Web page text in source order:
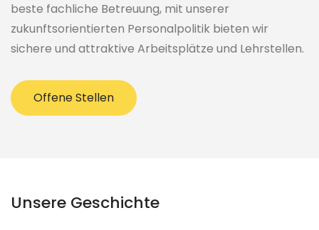
beste fachliche Betreuung, mit unserer
zukunftsorientierten Personalpolitik bieten wir
sichere und attraktive Arbeitsplätze und Lehrstellen.
Offene Stellen
Unsere Geschichte